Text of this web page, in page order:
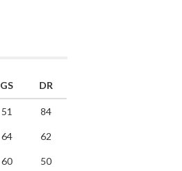
GS DR
51 84
64 62
60 50